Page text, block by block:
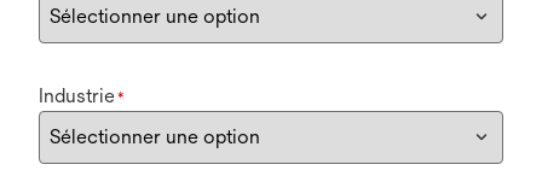
Industrie*